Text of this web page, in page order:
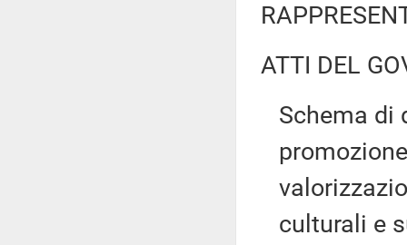
ATTI DEL
Schema di
culturali e